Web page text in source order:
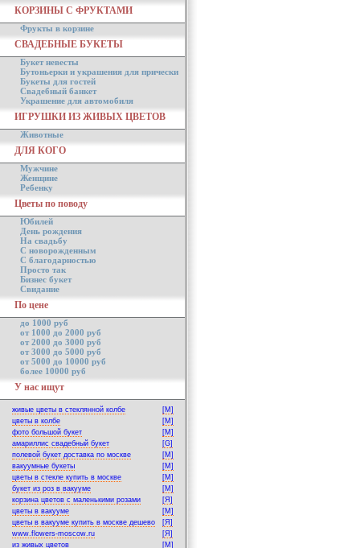
КОРЗИНЫ С ФРУКТАМИ
Фрукты в корзине
СВАДЕБНЫЕ БУКЕТЫ
Букет невесты
Бутоньерки и украшения для прически
Букеты для гостей
Свадебный банкет
Украшение для автомобиля
ИГРУШКИ ИЗ ЖИВЫХ ЦВЕТОВ
Животные
ДЛЯ КОГО
Мужчине
Женщине
Ребенку
Цветы по поводу
Юбилей
День рождения
На свадьбу
С новорожденным
С благодарностью
Просто так
Бизнес букет
Свидание
По цене
до 1000 руб
от 1000 до 2000 руб
от 2000 до 3000 руб
от 3000 до 5000 руб
от 5000 до 10000 руб
более 10000 руб
У нас ищут
живые цветы в стеклянной колбе
[M]
цветы в колбе
[M]
фото большой букет
[M]
амариллис свадебный букет
[G]
полевой букет доставка по москве
[M]
вакуумные букеты
[M]
цветы в стекле купить в москве
[M]
букет из роз в вакууме
[M]
корзина цветов с маленькими розами
[Я]
цветы в вакууме
[M]
цветы в вакууме купить в москве дешево
[Я]
www.flowers-moscow.ru
[Я]
из живых цветов
[M]